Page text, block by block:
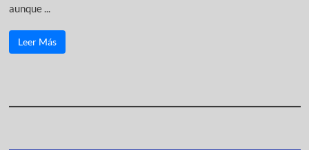
aunque ...
Leer Más